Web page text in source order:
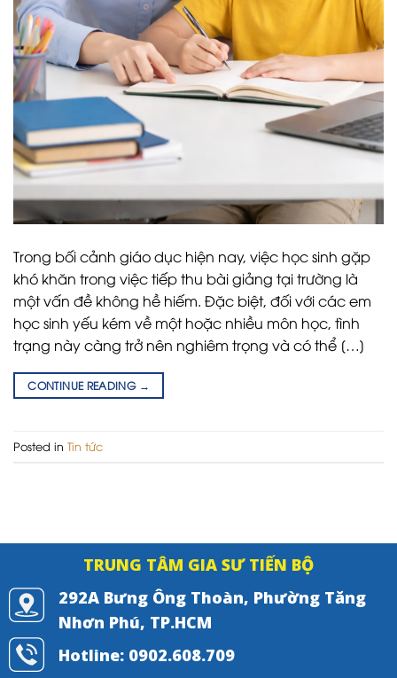
Trong bối cảnh giáo dục hiện nay, việc học sinh gặp
khó khăn trong việc tiếp thu bài giảng tại trường là
một vấn đề không hề hiếm. Đặc biệt, đối với các em
học sinh yếu kém về một hoặc nhiều môn học, tình
trạng này càng trở nên nghiêm trọng và có thể […]
CONTINUE READING →
Posted in Tin tức
TRUNG TÂM GIA SƯ TIẾN BỘ
292A Bưng Ông Thoàn, Phường Tăng
Nhơn Phú, TP.HCM
Hotline: 0902.608.709